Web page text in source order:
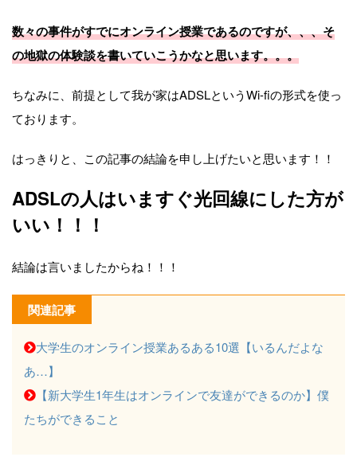
数々の事件がすでにオンライン授業であるのですが、、、そ
の地獄の体験談を書いていこうかなと思います。。。
ちなみに、前提として我が家はADSLというWi-fiの形式を使っ
ております。
はっきりと、この記事の結論を申し上げたいと思います！！
ADSLの人はいますぐ光回線にした方が
いい！！！
結論は言いましたからね！！！
関連記事
大学生のオンライン授業あるある10選【いるんだよな
あ…】
【新大学生1年生はオンラインで友達ができるのか】僕
たちができること